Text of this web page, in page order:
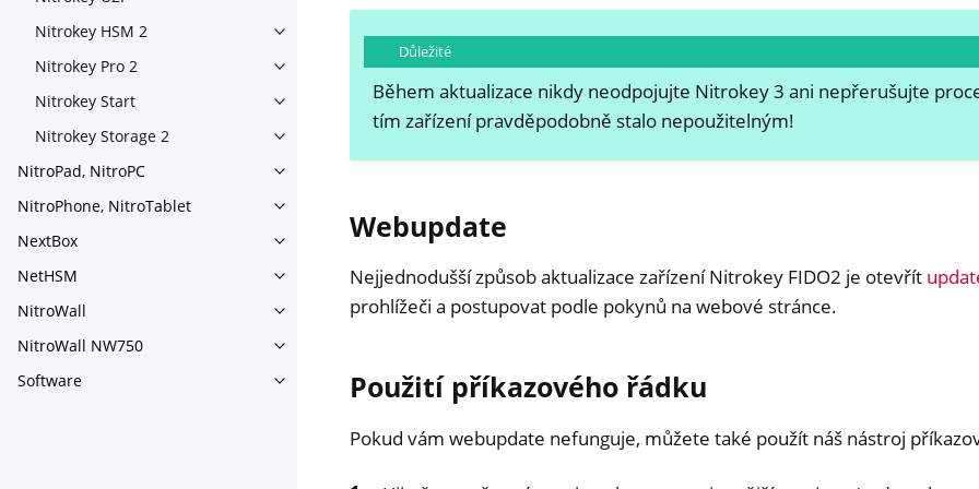
Nitrokey HSM 2
Toggle navigation of Nitrokey HSM 2
Nitrokey Pro 2
Toggle navigation of Nitrokey Pro 2
Nitrokey Start
Toggle navigation of Nitrokey Start
Nitrokey Storage 2
Toggle navigation of Nitrokey Storage 2
NitroPad, NitroPC
Toggle navigation of NitroPad, NitroPC
NitroPhone, NitroTablet
Toggle navigation of NitroPhone, NitroTablet
NextBox
Toggle navigation of NextBox
NetHSM
Toggle navigation of NetHSM
NitroWall
Toggle navigation of NitroWall
NitroWall NW750
Toggle navigation of NitroWall NW750
Software
Toggle navigation of Software
Důležité
Během aktualizace nikdy neodpojujte Nitrokey 3 ani nepřerušujte
tím zařízení pravděpodobně stalo nepoužitelným!
Webupdate
Nejjednodušší způsob aktualizace zařízení Nitrokey FIDO2 je otevřít
prohlížeči a postupovat podle pokynů na webové stránce.
Použití příkazového řádku
Pokud vám webupdate nefunguje, můžete také použít náš nástroj